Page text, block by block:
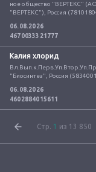
ное общество "ВЕРТЕКС" (АО
"ВЕРТЕКС"), Россия
06.08.2026
4670033321777
Калия хлорид
"Биосинтез", Россия
06.08.2026
4602884015611
Стр. 1 из 13 850